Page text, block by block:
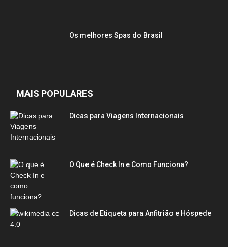
Os melhores Spas do Brasil
MAIS POPULARES
Dicas para Viagens Internacionais
O Que é Check In e Como Funciona?
Dicas de Etiqueta para Anfitrião e Hóspede